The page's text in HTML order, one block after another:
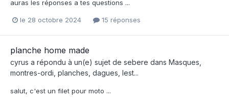
auras les réponses a tes questions ...
le 28 octobre 2024 15 réponses
planche home made
cyrus a répondu à un(e) sujet de sebere dans Masques,
montres-ordi, planches, dagues, lest...
salut, c'est un filet pour moto ...